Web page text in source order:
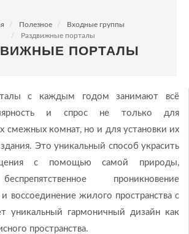
Полезное
Входные группы
Раздвижные порталы
ПОРТАЛЫ
с каждым годом занимают всё
и спрос не только для
смежных комнат, но и для установки их
Это уникальный способ украсить
с помощью самой природы,
проникновение
и воссоединение жилого пространства с
уникальный гармоничный дизайн как
пространства.